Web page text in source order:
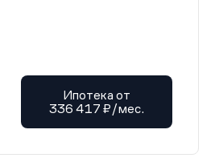
от 12.01.2026 г.
от 12.01.2026 г.
от 12.01.2026 г.
от 12.01.2026 г.
от 12.01.2026 г.
от 12.01.2026 г.
от 12.01.2026 г.
от 12.01.2026 г.
от 12.01.2026 г.
от 12.01.2026 г.
от 12.01.2026 г.
Ипотека от
336 417 ₽/мес.